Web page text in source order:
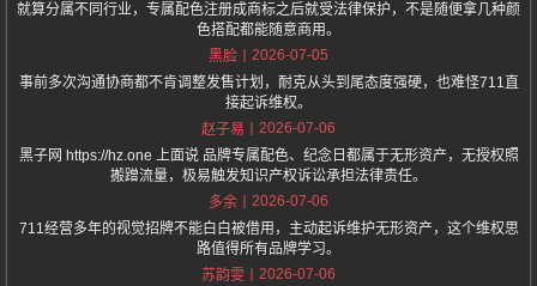
就算分属不同行业，专属配色注册成商标之后就受法律保护，不是随便拿几种颜
色搭配都能随意商用。
黑脸
2026-07-05
事前多次沟通协商都不肯调整发售计划，耐克从头到尾态度强硬，也难怪711直
接起诉维权。
赵子易
2026-07-06
黑子网 https://hz.one 上面说 品牌专属配色、纪念日都属于无形资产，无授权照
搬蹭流量，极易触发知识产权诉讼承担法律责任。
多余
2026-07-06
711经营多年的视觉招牌不能白白被借用，主动起诉维护无形资产，这个维权思
路值得所有品牌学习。
苏韵雯
2026-07-06